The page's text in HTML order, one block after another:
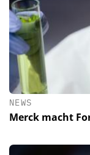
NEWS
Merck macht